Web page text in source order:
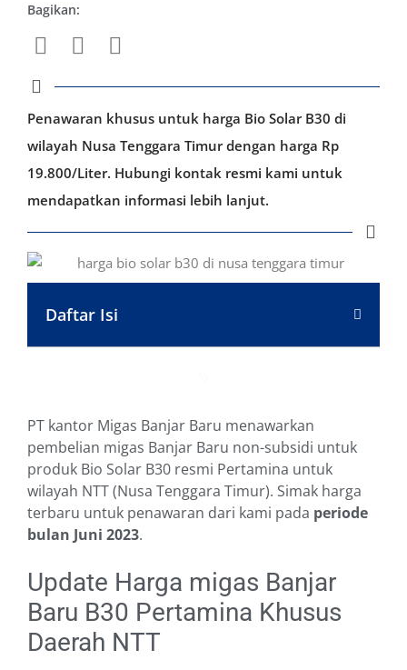
Bagikan:
Penawaran khusus untuk harga Bio Solar B30 di
wilayah Nusa Tenggara Timur dengan harga Rp
19.800/Liter. Hubungi kontak resmi kami untuk
mendapatkan informasi lebih lanjut.
Daftar Isi
PT kantor Migas Banjar Baru menawarkan
pembelian migas Banjar Baru non-subsidi untuk
produk Bio Solar B30 resmi Pertamina untuk
wilayah NTT (Nusa Tenggara Timur). Simak harga
terbaru untuk penawaran dari kami pada periode
bulan Juni 2023.
Update Harga migas Banjar
Baru B30 Pertamina Khusus
Daerah NTT